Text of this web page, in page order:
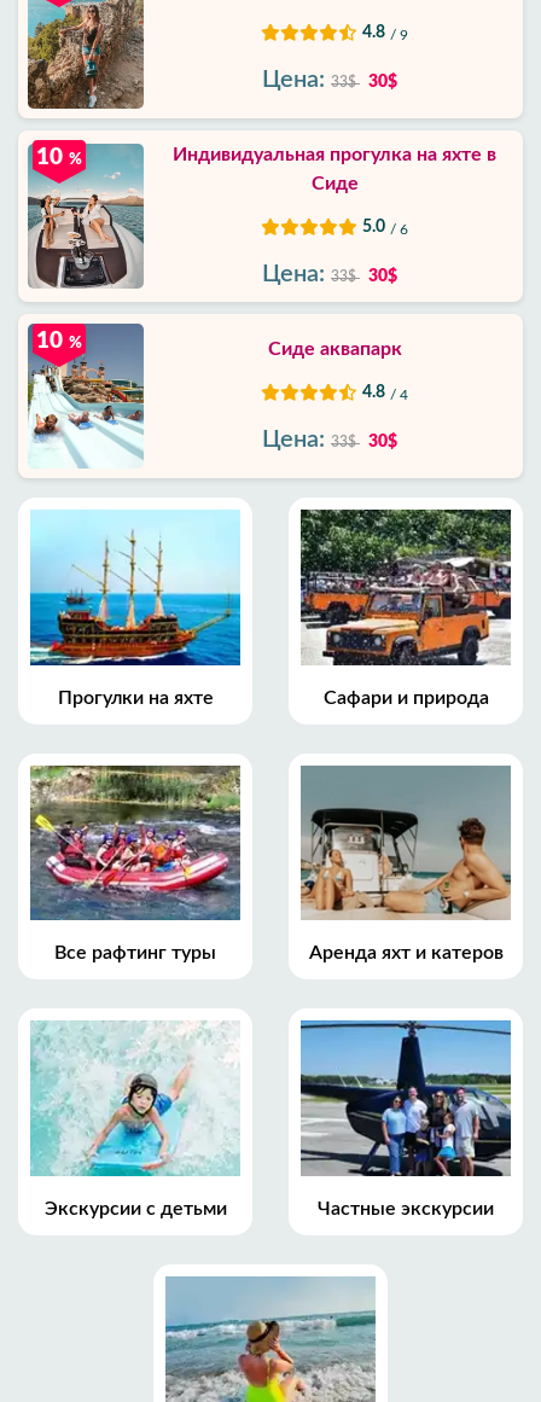
4.8 / 9
Цена: 33$ 30$
Индивидуальная прогулка на яхте в
Сиде
5.0 / 6
10 %
Цена: 33$ 30$
Сиде аквапарк
4.8 / 4
10 %
Цена: 33$ 30$
Прогулки на яхте Сафари и природа
Все рафтинг туры Аренда яхт и катеров
Экскурсии с детьми Частные экскурсии